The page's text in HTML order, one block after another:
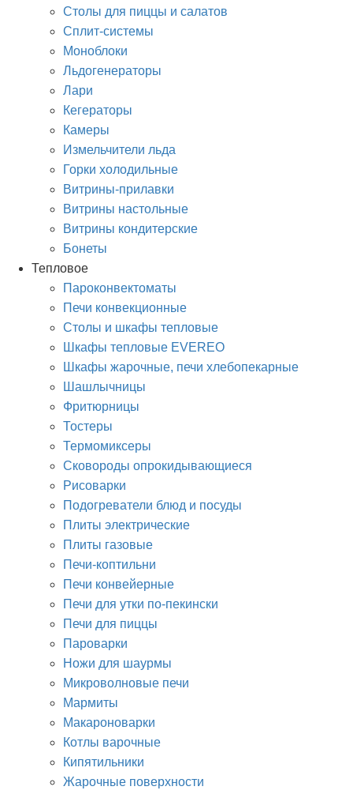
Столы для пиццы и салатов
Сплит-системы
Моноблоки
Льдогенераторы
Лари
Кегераторы
Камеры
Измельчители льда
Горки холодильные
Витрины-прилавки
Витрины настольные
Витрины кондитерские
Бонеты
Тепловое
Пароконвектоматы
Печи конвекционные
Столы и шкафы тепловые
Шкафы тепловые EVEREO
Шкафы жарочные, печи хлебопекарные
Шашлычницы
Фритюрницы
Тостеры
Термомиксеры
Сковороды опрокидывающиеся
Рисоварки
Подогреватели блюд и посуды
Плиты электрические
Плиты газовые
Печи-коптильни
Печи конвейерные
Печи для утки по-пекински
Печи для пиццы
Пароварки
Ножи для шаурмы
Микроволновые печи
Мармиты
Макароноварки
Котлы варочные
Кипятильники
Жарочные поверхности